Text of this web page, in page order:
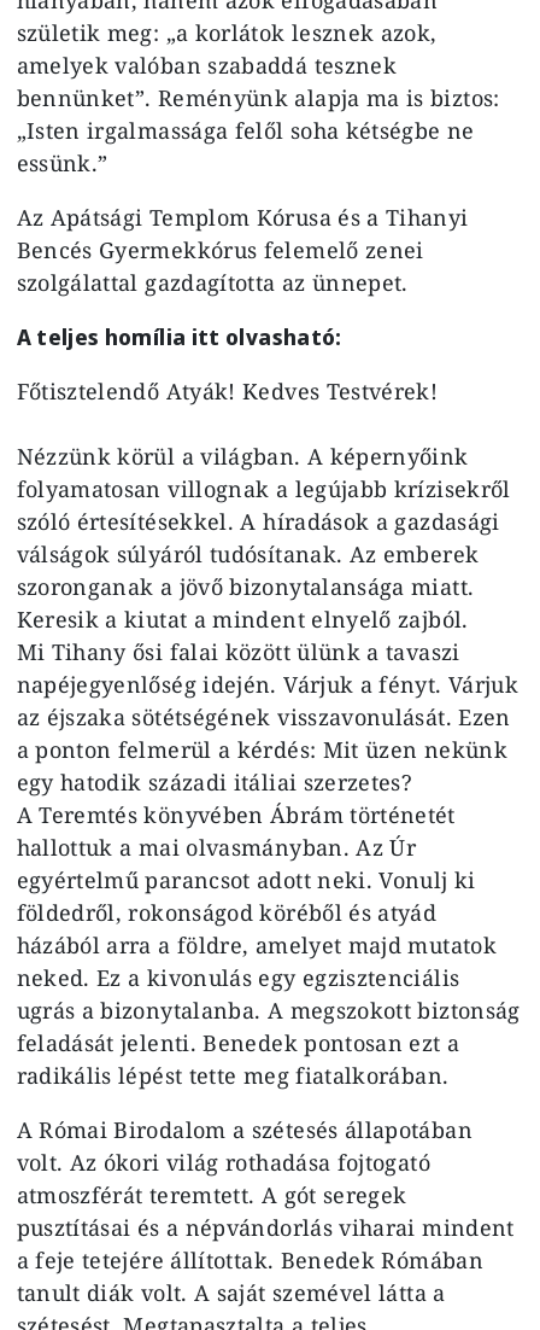
születik meg: „a korlátok lesznek azok,
amelyek valóban szabaddá tesznek
bennünket”. Reményünk alapja ma is biztos:
„Isten irgalmassága felől soha kétségbe ne
essünk.”
Az Apátsági Templom Kórusa és a Tihanyi
Bencés Gyermekkórus felemelő zenei
szolgálattal gazdagította az ünnepet.
A teljes homília itt olvasható:
Főtisztelendő Atyák! Kedves Testvérek!
Nézzünk körül a világban. A képernyőink
folyamatosan villognak a legújabb krízisekről
szóló értesítésekkel. A híradások a gazdasági
válságok súlyáról tudósítanak. Az emberek
szoronganak a jövő bizonytalansága miatt.
Keresik a kiutat a mindent elnyelő zajból.
Mi Tihany ősi falai között ülünk a tavaszi
napéjegyenlőség idején. Várjuk a fényt. Várjuk
az éjszaka sötétségének visszavonulását. Ezen
a ponton felmerül a kérdés: Mit üzen nekünk
egy hatodik századi itáliai szerzetes?
A Teremtés könyvében Ábrám történetét
hallottuk a mai olvasmányban. Az Úr
egyértelmű parancsot adott neki. Vonulj ki
földedről, rokonságod köréből és atyád
házából arra a földre, amelyet majd mutatok
neked. Ez a kivonulás egy egzisztenciális
ugrás a bizonytalanba. A megszokott biztonság
feladását jelenti. Benedek pontosan ezt a
radikális lépést tette meg fiatalkorában.
A Római Birodalom a szétesés állapotában
volt. Az ókori világ rothadása fojtogató
atmoszférát teremtett. A gót seregek
pusztításai és a népvándorlás viharai mindent
a feje tetejére állítottak. Benedek Rómában
tanult diák volt. A saját szemével látta a